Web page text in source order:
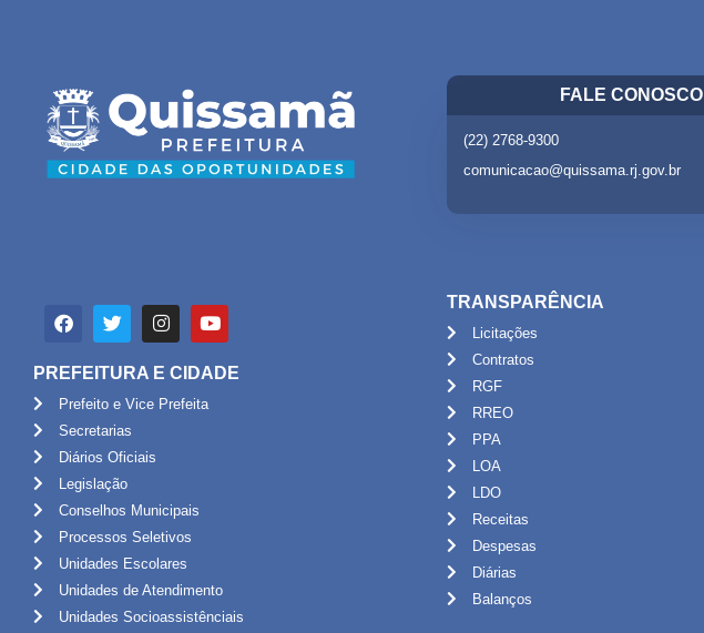
FALE CONOSCO
(22) 2768-9300
comunicacao@quissama.rj.gov.br
PREFEITURA E CIDADE
Prefeito e Vice Prefeita
Secretarias
Diários Oficiais
Legislação
Conselhos Municipais
Processos Seletivos
Unidades Escolares
Unidades de Atendimento
Unidades Socioassistênciais
TRANSPARÊNCIA
Licitações
Contratos
RGF
RREO
PPA
LOA
LDO
Receitas
Despesas
Diárias
Balanços